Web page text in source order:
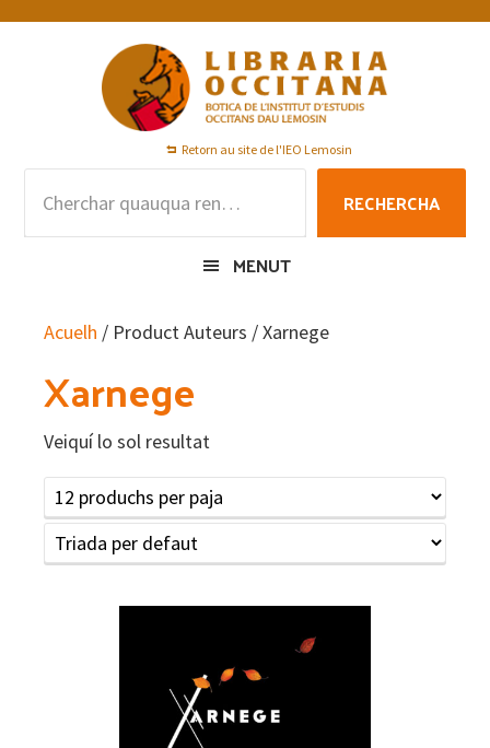
Skip
Skip
Skip
Retorn au site de l'IEO Lemosin
RECHERCHA
MENUT
Acuelh / Product Auteurs / Xarnege
Xarnege
Veiquí lo sol resultat